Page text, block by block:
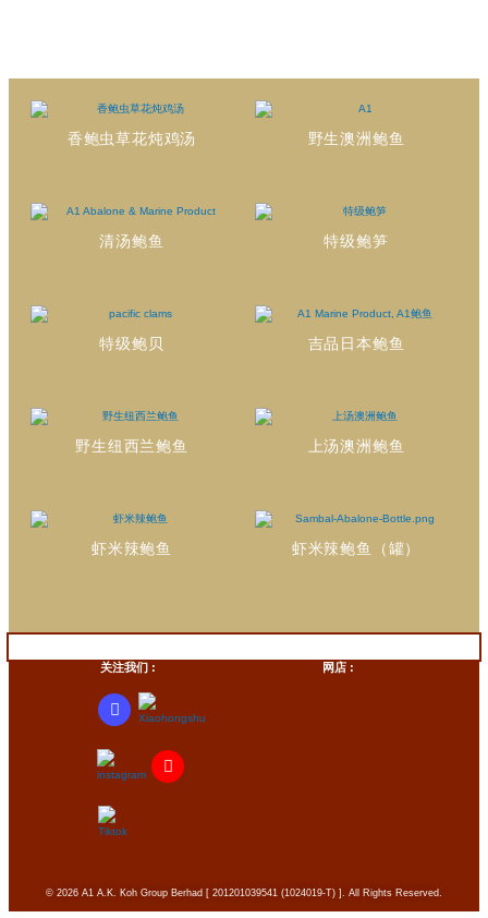
香鲍虫草花炖鸡汤 野生澳洲鲍鱼
清汤鲍鱼 特级鲍笋
特级鲍贝 吉品日本鲍鱼
野生纽西兰鲍鱼 上汤澳洲鲍鱼
虾米辣鲍鱼 虾米辣鲍鱼（罐）
关注我们 :
F
a
e
b
o
k
-
Y
o
网店 :
© 2026 A1 A.K. Koh Group Berhad [ 201201039541 (1024019-T) ]. All Rights Reserved.